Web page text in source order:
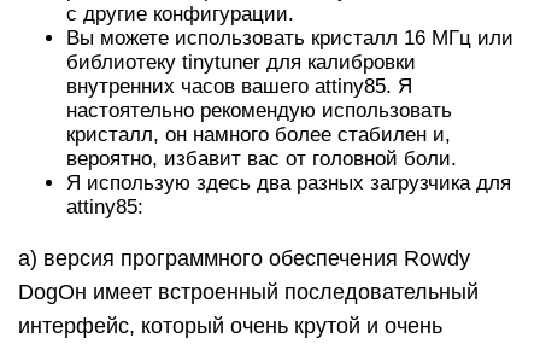
с другие конфигурации.
Вы можете использовать кристалл 16 МГц или
библиотеку tinytuner для калибровки
внутренних часов вашего attiny85. Я
настоятельно рекомендую использовать
кристалл, он намного более стабилен и,
вероятно, избавит вас от головной боли.
Я использую здесь два разных загрузчика для
attiny85:
а) версия программного обеспечения Rowdy
DogОн имеет встроенный последовательный
интерфейс, который очень крутой и очень